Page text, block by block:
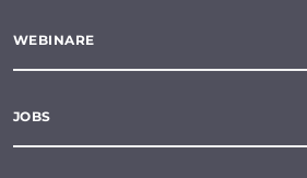
WEBINARE
JOBS